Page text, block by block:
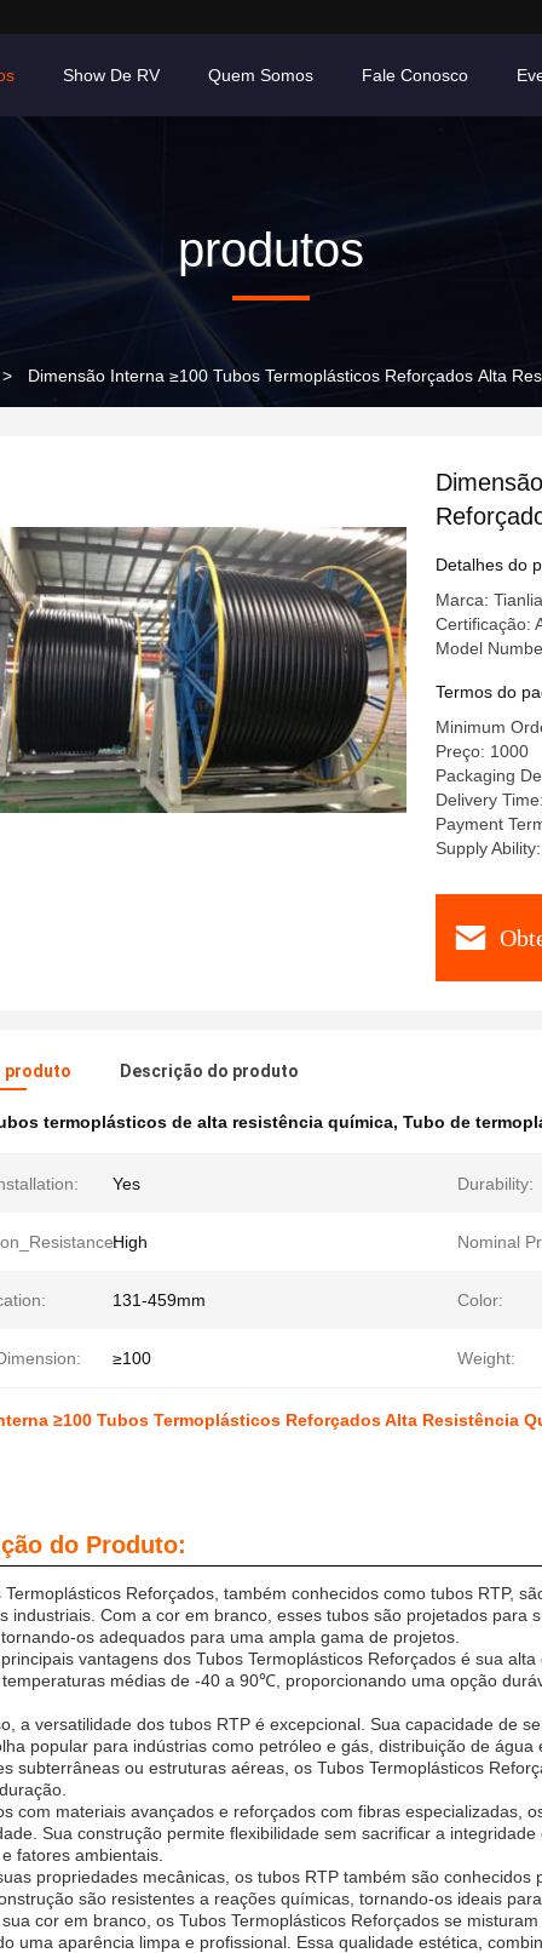
Show De RV Quem Somos Fale Conosco
produtos
> Dimensão Interna ≥100 Tubos Termoplásticos Reforçados Alta
Detalhes do
Marca:
Certificação:
Model
Termos do
Minimum
Preço: 1000
Packaging
Delivery
Payment
Supply
produto Descrição do produto
termoplásticos de alta resistência química, Tubo de
Yes Durability:
High Nominal
131-459mm Color:
≥100 Weight:
≥100 Tubos Termoplásticos Reforçados Alta Resistência
do Produto:
Termoplásticos Reforçados, também conhecidos como tubos RTP,
industriais. Com a cor em branco, esses tubos são projetados para
os adequados para uma ampla gama de projetos.
vantagens dos Tubos Termoplásticos Reforçados é sua
médias de -40 a 90℃, proporcionando uma opção
a versatilidade dos tubos RTP é excepcional. Sua capacidade de
popular para indústrias como petróleo e gás, distribuição de
subterrâneas ou estruturas aéreas, os Tubos Termoplásticos
com materiais avançados e reforçados com fibras especializadas,
Sua construção permite flexibilidade sem sacrificar a
fatores ambientais.
propriedades mecânicas, os tubos RTP também são
são resistentes a reações químicas, tornando-os ideais
cor em branco, os Tubos Termoplásticos Reforçados se
uma aparência limpa e profissional. Essa qualidade estética,